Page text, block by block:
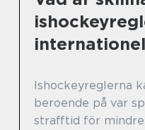
Ishockeyreglerna
beroende på var
strafftid för